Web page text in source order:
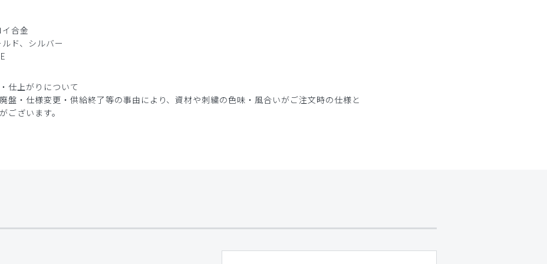
イ合金
ルド、シルバー
仕上がりについて
盤・仕様変更・供給終了等の事由により、資材や刺繍の色味・風合いがご注文時の仕様と
ございます。